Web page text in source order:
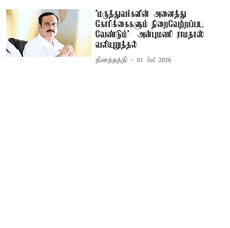
'மருத்துவர்களின் அனைத்து
கோரிக்கைகளும் நிறைவேற்றப்பட
வேண்டும்' – அன்புமணி ராமதாஸ்
வலியுறுத்தல்
தினத்தந்தி 01 Jul 2026